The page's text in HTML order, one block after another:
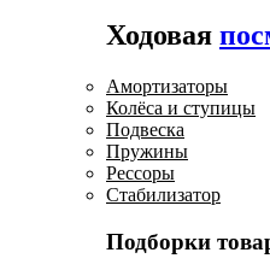
Ходовая
Амортизаторы
Колёса и ступицы
Подвеска
Пружины
Рессоры
Стабилизатор
Подборки